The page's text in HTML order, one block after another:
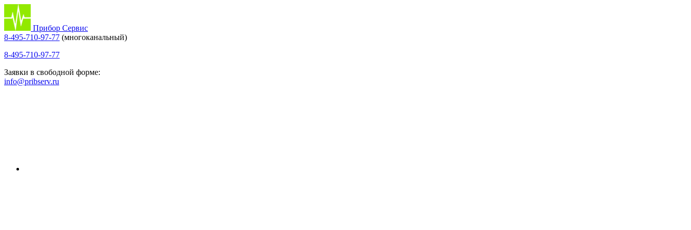
Прибор Сервис
8-495-710-97-77 (многоканальный)
8-495-710-97-77
Заявки в свободной форме:
info@pribserv.ru